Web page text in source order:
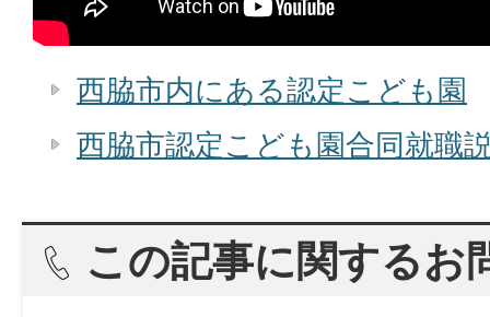
西脇市内にある認定こども園
西脇市認定こども園合同就職
この記事に関するお